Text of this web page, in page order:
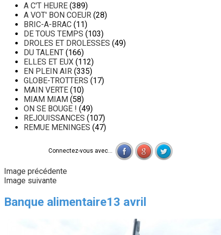
A C'T HEURE (389)
A VOT' BON COEUR (28)
BRIC-A-BRAC (11)
DE TOUS TEMPS (103)
DROLES ET DROLESSES (49)
DU TALENT (166)
ELLES ET EUX (112)
EN PLEIN AIR (335)
GLOBE-TROTTERS (17)
MAIN VERTE (10)
MIAM MIAM (58)
ON SE BOUGE ! (49)
REJOUISSANCES (107)
REMUE MENINGES (47)
Connectez-vous avec...
Image précédente
Image suivante
Banque alimentaire13 avril